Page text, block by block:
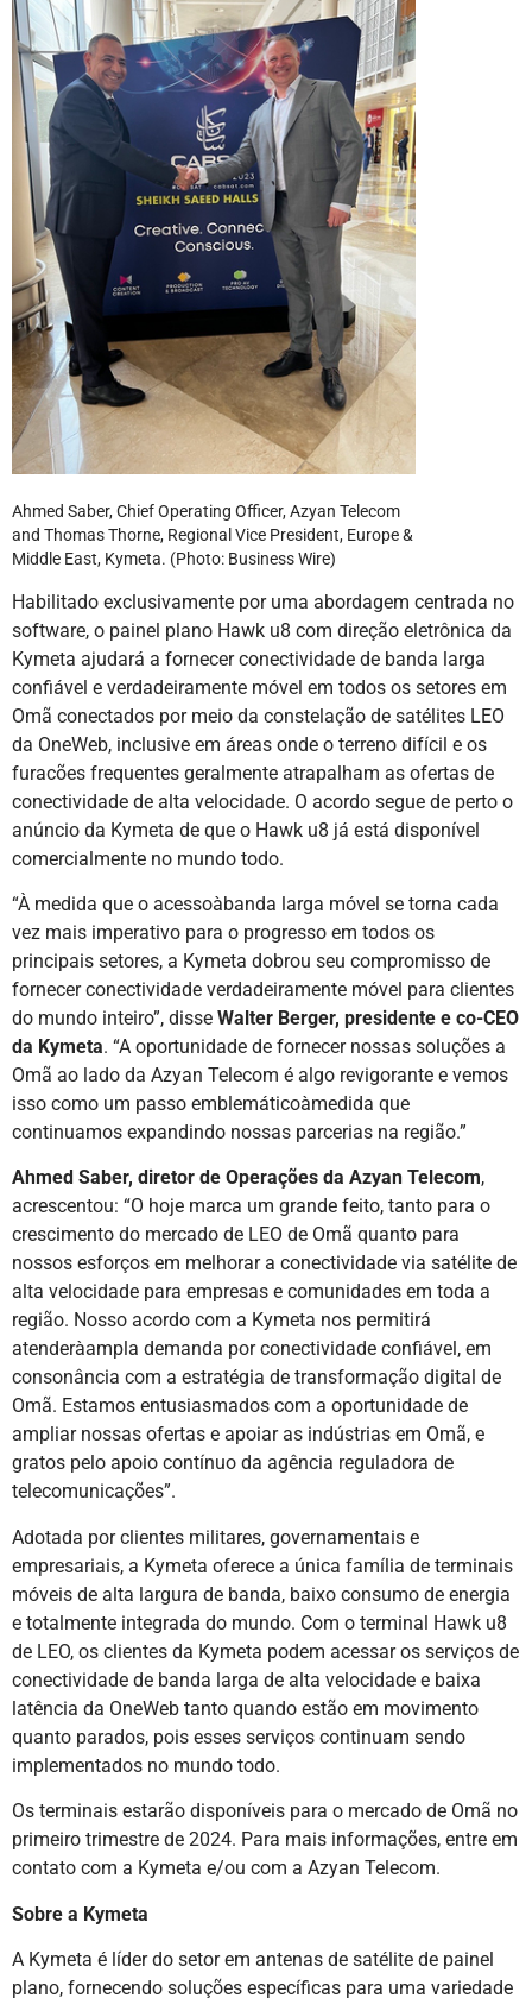
Ahmed Saber, Chief Operating Officer, Azyan Telecom
and Thomas Thorne, Regional Vice President, Europe &
Middle East, Kymeta. (Photo: Business Wire)
Habilitado exclusivamente por uma abordagem centrada no
software, o painel plano Hawk u8 com direção eletrônica da
Kymeta ajudará a fornecer conectividade de banda larga
confiável e verdadeiramente móvel em todos os setores em
Omã conectados por meio da constelação de satélites LEO
da OneWeb, inclusive em áreas onde o terreno difícil e os
furacões frequentes geralmente atrapalham as ofertas de
conectividade de alta velocidade. O acordo segue de perto o
anúncio da Kymeta de que o Hawk u8 já está disponível
comercialmente no mundo todo.
“À medida que o acessoàbanda larga móvel se torna cada
vez mais imperativo para o progresso em todos os
principais setores, a Kymeta dobrou seu compromisso de
fornecer conectividade verdadeiramente móvel para clientes
do mundo inteiro”, disse Walter Berger, presidente e co-CEO
da Kymeta. “A oportunidade de fornecer nossas soluções a
Omã ao lado da Azyan Telecom é algo revigorante e vemos
isso como um passo emblemáticoàmedida que
continuamos expandindo nossas parcerias na região.”
Ahmed Saber, diretor de Operações da Azyan Telecom,
acrescentou: “O hoje marca um grande feito, tanto para o
crescimento do mercado de LEO de Omã quanto para
nossos esforços em melhorar a conectividade via satélite de
alta velocidade para empresas e comunidades em toda a
região. Nosso acordo com a Kymeta nos permitirá
atenderàampla demanda por conectividade confiável, em
consonância com a estratégia de transformação digital de
Omã. Estamos entusiasmados com a oportunidade de
ampliar nossas ofertas e apoiar as indústrias em Omã, e
gratos pelo apoio contínuo da agência reguladora de
telecomunicações”.
Adotada por clientes militares, governamentais e
empresariais, a Kymeta oferece a única família de terminais
móveis de alta largura de banda, baixo consumo de energia
e totalmente integrada do mundo. Com o terminal Hawk u8
de LEO, os clientes da Kymeta podem acessar os serviços de
conectividade de banda larga de alta velocidade e baixa
latência da OneWeb tanto quando estão em movimento
quanto parados, pois esses serviços continuam sendo
implementados no mundo todo.
Os terminais estarão disponíveis para o mercado de Omã no
primeiro trimestre de 2024. Para mais informações, entre em
contato com a Kymeta e/ou com a Azyan Telecom.
Sobre a Kymeta
A Kymeta é líder do setor em antenas de satélite de painel
plano, fornecendo soluções específicas para uma variedade